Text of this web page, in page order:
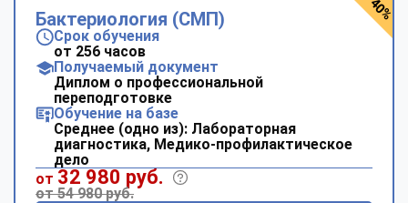
Бактериология (СМП)
Срок обучения
от 256 часов
Получаемый документ
Диплом о профессиональной
переподготовке
Обучение на базе
Среднее (одно из): Лабораторная
диагностика, Медико-профилактическое
дело
от 32 980 руб.
от 54 980 руб.